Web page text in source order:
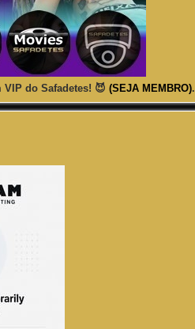
VIP do Safadetes! 😈(SEJA MEMBRO).